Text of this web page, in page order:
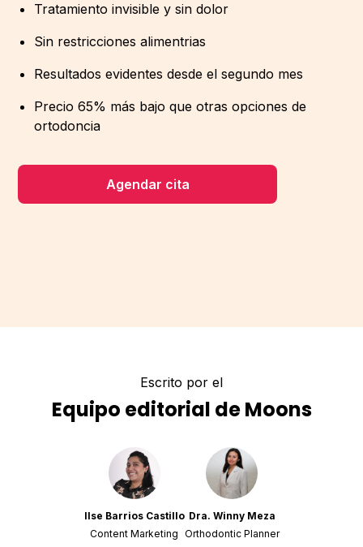
Tratamiento invisible y sin dolor
Sin restricciones alimentrias
Resultados evidentes desde el segundo mes
Precio 65% más bajo que otras opciones de
ortodoncia
Agendar cita
Escrito por el
Equipo editorial de Moons
Ilse Barrios Castillo
Content Marketing
Dra. Winny Meza
Orthodontic Planner